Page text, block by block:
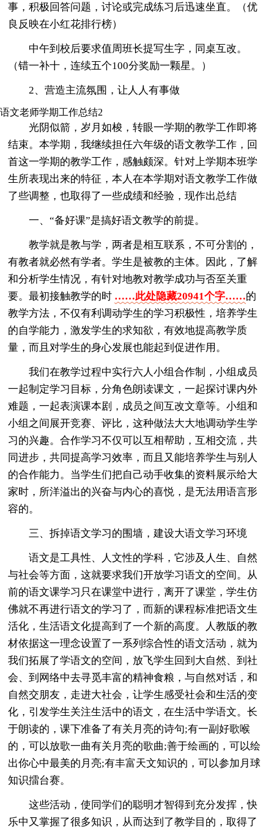
事，积极回答问题，讨论或完成练习后迅速坐直。（优
良反映在小红花排行榜）
中午到校后要求值周班长提写生字，同桌互改。
（错一补十，连续五个100分奖励一颗星。）
2、营造主流氛围，让人人有事做
语文老师学期工作总结2
光阴似箭，岁月如梭，转眼一学期的教学工作即将
结束。本学期，我继续担任六年级的语文教学工作，回
首这一学期的教学工作，感触颇深。针对上学期本班学
生所表现出来的特征，本人在本学期对语文教学工作做
了些调整，也取得了一些成绩和经验，现作出总结
一、“备好课”是搞好语文教学的前提。
教学就是教与学，两者是相互联系，不可分割的，
有教者就必然有学者。学生是被教的主体。因此，了解
和分析学生情况，有针对地教对教学成功与否至关重
要。最初接触教学的时 ……此处隐藏20941个字……的
教学方法，不仅有利调动学生的学习积极性，培养学生
的自学能力，激发学生的求知欲，有效地提高教学质
量，而且对学生的身心发展也能起到促进作用。
我们在教学过程中实行六人小组合作制，小组成员
一起制定学习目标，分角色朗读课文，一起探讨课内外
难题，一起表演课本剧，成员之间互改文章等。小组和
小组之间展开竞赛、评比，这种做法大大地调动学生学
习的兴趣。合作学习不仅可以互相帮助，互相交流，共
同进步，共同提高学习效率，而且又能培养学生与别人
的合作能力。当学生们把自己动手收集的资料展示给大
家时，所洋溢出的兴奋与内心的喜悦，是无法用语言形
容的。
三、拆掉语文学习的围墙，建设大语文学习环境
语文是工具性、人文性的学科，它涉及人生、自然
与社会等方面，这就要求我们开放学习语文的空间。从
前的语文课学习只在课堂中进行，离开了课堂，学生仿
佛就不再进行语文的学习了，而新的课程标准把语文生
活化，生活语文化提高到了一个新的高度。人教版的教
材依据这一理念设置了一系列综合性的语文活动，就为
我们拓展了学语文的空间，放飞学生回到大自然、到社
会、到网络中去寻觅丰富的精神食粮，与自然对话，和
自然交朋友，走进大社会，让学生感受社会和生活的变
化，引发学生关注生活中的语文，在生活中学语文。长
于朗读的，课下准备了有关月亮的诗句;有一副好歌喉
的，可以放歌一曲有关月亮的歌曲;善于绘画的，可以绘
出你心中最美的月亮;有丰富天文知识的，可以参加月球
知识擂台赛。
这些活动，使同学们的聪明才智得到充分发挥，快
乐中又掌握了很多知识，从而达到了教学目的，取得了